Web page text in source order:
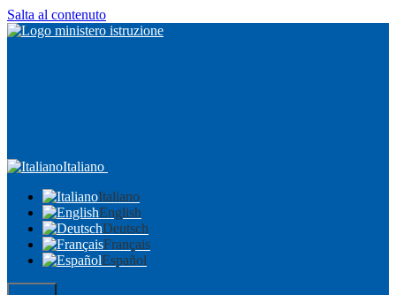
Salta al contenuto
Italiano
Italiano
English
Deutsch
Français
Español